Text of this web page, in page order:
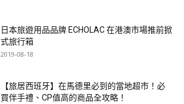
日本旅遊用品品牌 ECHOLAC 在港澳市場推前掀
式旅行箱
2019-08-18
【旅居西班牙】在馬德里必到的當地超市！必
買伴手禮、CP值高的商品全攻略！